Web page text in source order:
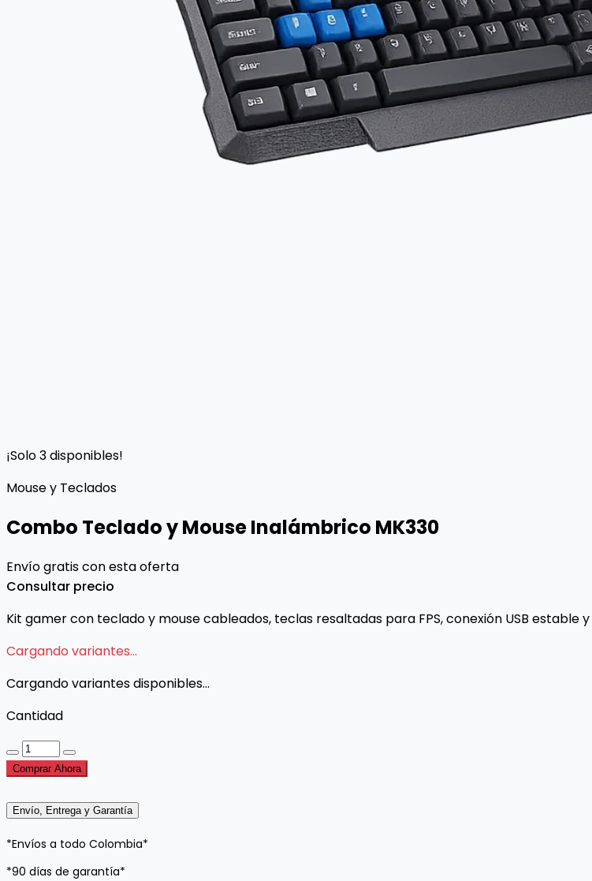
¡Solo 3 disponibles!
Mouse y Teclados
Combo Teclado y Mouse Inalámbrico MK330
Envío gratis con esta oferta
Consultar precio
Kit gamer con teclado y mouse cableados, teclas resaltadas para FPS, conexión USB estable
Cargando variantes...
Cargando variantes disponibles...
Cantidad
Comprar Ahora
Envío, Entrega y Garantía
*Envíos a todo Colombia*
*90 días de garantía*